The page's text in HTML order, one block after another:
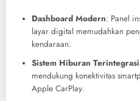
Dashboard Modern: Panel
layar digital memudahkan
kendaraan.
Sistem Hiburan Terintegrasi
mendukung konektivitas
Apple CarPlay.